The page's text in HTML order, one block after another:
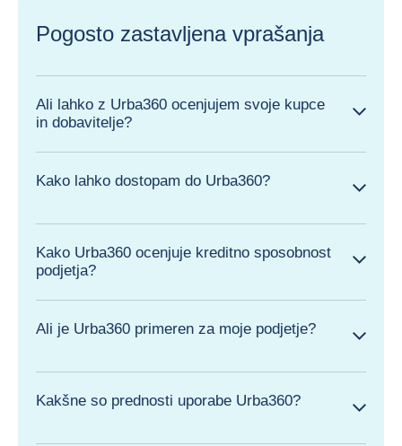
Pogosto zastavljena vprašanja
Ali lahko z Urba360 ocenjujem svoje kupce
in dobavitelje?
Kako lahko dostopam do Urba360?
Kako Urba360 ocenjuje kreditno sposobnost
podjetja?
Ali je Urba360 primeren za moje podjetje?
Kakšne so prednosti uporabe Urba360?